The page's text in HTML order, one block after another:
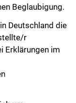
Beglaubigung.
Deutschland die
r
Erklärungen im